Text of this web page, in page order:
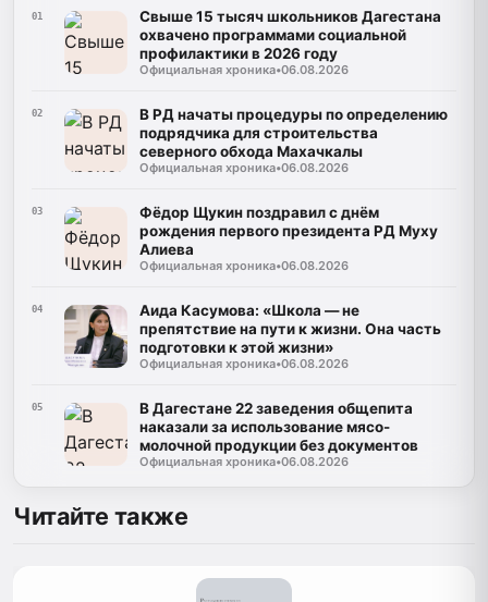
01
Свыше 15 тысяч школьников Дагестана
охвачено программами социальной
профилактики в 2026 году
Официальная хроника•06.08.2026
02
В РД начаты процедуры по определению
подрядчика для строительства
северного обхода Махачкалы
Официальная хроника•06.08.2026
03
Фёдор Щукин поздравил с днём
рождения первого президента РД Муху
Алиева
Официальная хроника•06.08.2026
04
Аида Касумова: «Школа — не
препятствие на пути к жизни. Она часть
подготовки к этой жизни»
Официальная хроника•06.08.2026
05
В Дагестане 22 заведения общепита
наказали за использование мясо-
молочной продукции без документов
Официальная хроника•06.08.2026
Читайте также